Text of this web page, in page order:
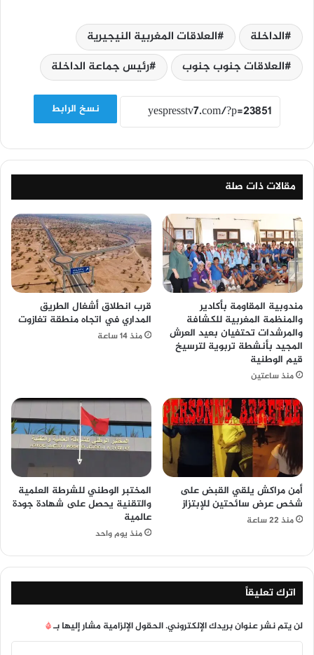
الداخلة
العلاقات المغربية النيجيرية
العلاقات جنوب جنوب
رئيس جماعة الداخلة
نسخ الرابط
مقالات ذات صلة
مندوبية المقاومة بأكادير
والمنظمة المغربية للكشافة
والمرشدات تحتفيان بعيد العرش
المجيد بأنشطة تربوية لترسيخ
قيم الوطنية
منذ ساعتين
قرب انطلاق أشغال الطريق
المداري في اتجاه منطقة تغازوت
منذ 14 ساعة
أمن مراكش يلقي القبض على
شخص عرض سائحتين للإبتزاز
منذ 22 ساعة
المختبر الوطني للشرطة العلمية
والتقنية يحصل على شهادة جودة
عالمية
منذ يوم واحد
اترك تعليقاً
لن يتم نشر عنوان بريدك الإلكتروني.الحقول الإلزامية مشار إليها بـ*